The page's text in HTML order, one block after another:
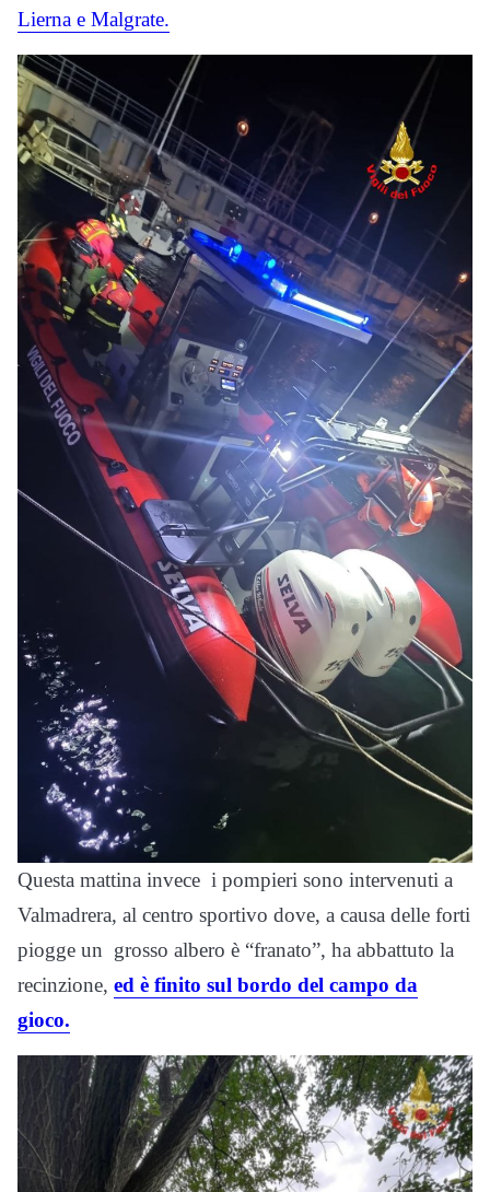
Lierna e Malgrate.
Questa mattina invece i pompieri sono intervenuti a
Valmadrera, al centro sportivo dove, a causa delle forti
piogge un grosso albero è “franato”, ha abbattuto la
recinzione, ed è finito sul bordo del campo da
gioco.